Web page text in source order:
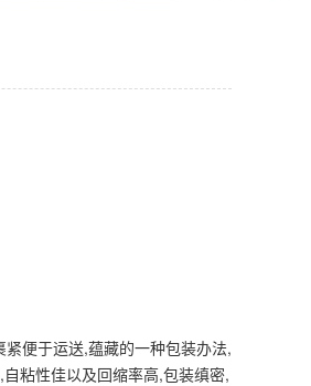
便于运送,蕴藏的一种包装办法,
粘性佳以及回缩率高,包装缜密,